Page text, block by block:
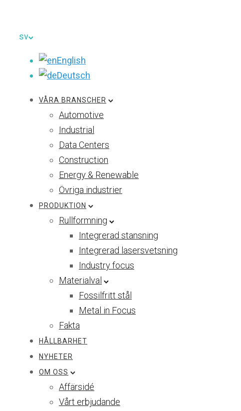
sv
English
Deutsch
VÅRA BRANSCHER
Automotive
Industrial
Data Centers
Construction
Energy & Renewable
Övriga industrier
PRODUKTION
Rullformning
Integrerad stansning
Integrerad lasersvetsning
Industry focus
Materialval
Fossilfritt stål
Metal in Focus
Fakta
HÅLLBARHET
NYHETER
OM OSS
Affärsidé
Vårt erbjudande